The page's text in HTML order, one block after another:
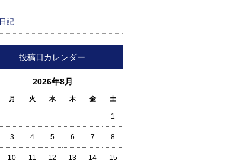
日記
投稿日カレンダー
2026年8月
月 火 水 木 金 土
1
3 4 5 6 7 8
10 11 12 13 14 15